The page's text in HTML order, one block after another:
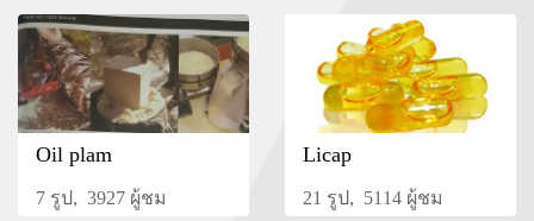
Oil plam
7 รูป, 3927 ผู้ชม
Licap
21 รูป, 5114 ผู้ชม